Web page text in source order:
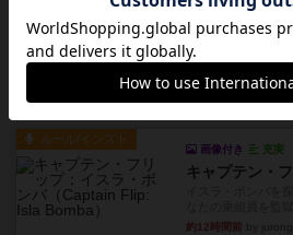
フラットアイア
1~2人に限定され
ム選んだ企業ボー
ルール/インスト
画像付き 充実
約12時間前